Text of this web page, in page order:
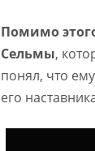
Помимо
Сельмы,
понял, что
его